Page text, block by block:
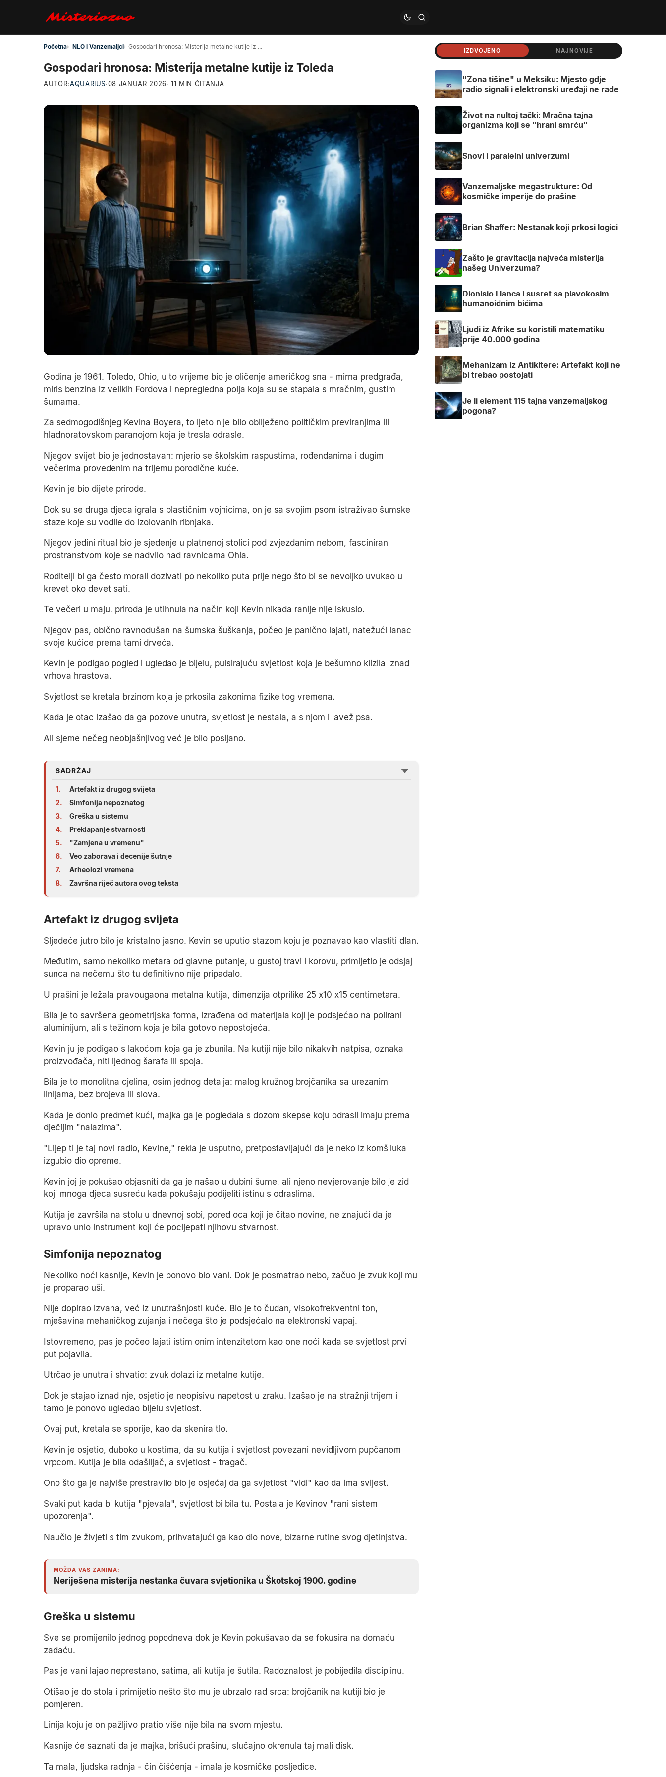
Preskoči na glavni sadržaj
Početna NLO i Vanzemaljci Gospodari hronosa: Misterija metalne kutije iz Toleda
Gospodari hronosa: Misterija metalne kutije iz Toleda
AUTOR:AQUARIUS·08 JANUAR 2026· 11 MIN ČITANJA
Godina je 1961. Toledo, Ohio, u to vrijeme bio je oličenje američkog sna - mirna predgrađa,
miris benzina iz velikih Fordova i nepregledna polja koja su se stapala s mračnim, gustim
šumama.
Za sedmogodišnjeg Kevina Boyera, to ljeto nije bilo obilježeno političkim previranjima ili
hladnoratovskom paranojom koja je tresla odrasle.
Njegov svijet bio je jednostavan: mjerio se školskim raspustima, rođendanima i dugim
večerima provedenim na trijemu porodične kuće.
Kevin je bio dijete prirode.
Dok su se druga djeca igrala s plastičnim vojnicima, on je sa svojim psom istraživao šumske
staze koje su vodile do izolovanih ribnjaka.
Njegov jedini ritual bio je sjedenje u platnenoj stolici pod zvjezdanim nebom, fasciniran
prostranstvom koje se nadvilo nad ravnicama Ohia.
Roditelji bi ga često morali dozivati po nekoliko puta prije nego što bi se nevoljko uvukao u
krevet oko devet sati.
Te večeri u maju, priroda je utihnula na način koji Kevin nikada ranije nije iskusio.
Njegov pas, obično ravnodušan na šumska šuškanja, počeo je panično lajati, natežući lanac
svoje kućice prema tami drveća.
Kevin je podigao pogled i ugledao je bijelu, pulsirajuću svjetlost koja je bešumno klizila iznad
vrhova hrastova.
Svjetlost se kretala brzinom koja je prkosila zakonima fizike tog vremena.
Kada je otac izašao da ga pozove unutra, svjetlost je nestala, a s njom i lavež psa.
Ali sjeme nečeg neobjašnjivog već je bilo posijano.
SADRŽAJ
1.
Artefakt iz drugog svijeta
2.
Simfonija nepoznatog
3.
Greška u sistemu
4.
Preklapanje stvarnosti
5.
"Zamjena u vremenu"
6.
Veo zaborava i decenije šutnje
7.
Arheolozi vremena
8.
Završna riječ autora ovog teksta
Artefakt iz drugog svijeta
Sljedeće jutro bilo je kristalno jasno. Kevin se uputio stazom koju je poznavao kao vlastiti dlan.
Međutim, samo nekoliko metara od glavne putanje, u gustoj travi i korovu, primijetio je odsjaj
sunca na nečemu što tu definitivno nije pripadalo.
U prašini je ležala pravougaona metalna kutija, dimenzija otprilike 25 x10 x15 centimetara.
Bila je to savršena geometrijska forma, izrađena od materijala koji je podsjećao na polirani
aluminijum, ali s težinom koja je bila gotovo nepostojeća.
Kevin ju je podigao s lakoćom koja ga je zbunila. Na kutiji nije bilo nikakvih natpisa, oznaka
proizvođača, niti ijednog šarafa ili spoja.
Bila je to monolitna cjelina, osim jednog detalja: malog kružnog brojčanika sa urezanim
linijama, bez brojeva ili slova.
Kada je donio predmet kući, majka ga je pogledala s dozom skepse koju odrasli imaju prema
dječijim "nalazima".
"Lijep ti je taj novi radio, Kevine," rekla je usputno, pretpostavljajući da je neko iz komšiluka
izgubio dio opreme.
Kevin joj je pokušao objasniti da ga je našao u dubini šume, ali njeno nevjerovanje bilo je zid
koji mnoga djeca susreću kada pokušaju podijeliti istinu s odraslima.
Kutija je završila na stolu u dnevnoj sobi, pored oca koji je čitao novine, ne znajući da je
upravo unio instrument koji će pocijepati njihovu stvarnost.
Simfonija nepoznatog
Nekoliko noći kasnije, Kevin je ponovo bio vani. Dok je posmatrao nebo, začuo je zvuk koji mu
je proparao uši.
Nije dopirao izvana, već iz unutrašnjosti kuće. Bio je to čudan, visokofrekventni ton,
mješavina mehaničkog zujanja i nečega što je podsjećalo na elektronski vapaj.
Istovremeno, pas je počeo lajati istim onim intenzitetom kao one noći kada se svjetlost prvi
put pojavila.
Utrčao je unutra i shvatio: zvuk dolazi iz metalne kutije.
Dok je stajao iznad nje, osjetio je neopisivu napetost u zraku. Izašao je na stražnji trijem i
tamo je ponovo ugledao bijelu svjetlost.
Ovaj put, kretala se sporije, kao da skenira tlo.
Kevin je osjetio, duboko u kostima, da su kutija i svjetlost povezani nevidljivom pupčanom
vrpcom. Kutija je bila odašiljač, a svjetlost - tragač.
Ono što ga je najviše prestravilo bio je osjećaj da ga svjetlost "vidi" kao da ima svijest.
Svaki put kada bi kutija "pjevala", svjetlost bi bila tu. Postala je Kevinov "rani sistem
upozorenja".
Naučio je živjeti s tim zvukom, prihvatajući ga kao dio nove, bizarne rutine svog djetinjstva.
MOŽDA VAS ZANIMA:
Neriješena misterija nestanka čuvara svjetionika u Škotskoj 1900. godine
Greška u sistemu
Sve se promijenilo jednog popodneva dok je Kevin pokušavao da se fokusira na domaću
zadaću.
Pas je vani lajao neprestano, satima, ali kutija je šutila. Radoznalost je pobijedila disciplinu.
Otišao je do stola i primijetio nešto što mu je ubrzalo rad srca: brojčanik na kutiji bio je
pomjeren.
Linija koju je on pažljivo pratio više nije bila na svom mjestu.
Kasnije će saznati da je majka, brišući prašinu, slučajno okrenula taj mali disk.
Ta mala, ljudska radnja - čin čišćenja - imala je kosmičke posljedice.
IZDVOJENO NAJNOVIJE
"Zona tišine" u Meksiku: Mjesto gdje
radio signali i elektronski uređaji ne rade
Život na nultoj tački: Mračna tajna
organizma koji se "hrani smrću"
Snovi i paralelni univerzumi
Vanzemaljske megastrukture: Od
kosmičke imperije do prašine
Brian Shaffer: Nestanak koji prkosi logici
Zašto je gravitacija najveća misterija
našeg Univerzuma?
Dionisio Llanca i susret sa plavokosim
humanoidnim bićima
Ljudi iz Afrike su koristili matematiku
prije 40.000 godina
Mehanizam iz Antikitere: Artefakt koji ne
bi trebao postojati
Je li element 115 tajna vanzemaljskog
pogona?